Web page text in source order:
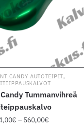
CANDY AUTOTEIPIT,
Tummanvihreä
€ – 560,00€